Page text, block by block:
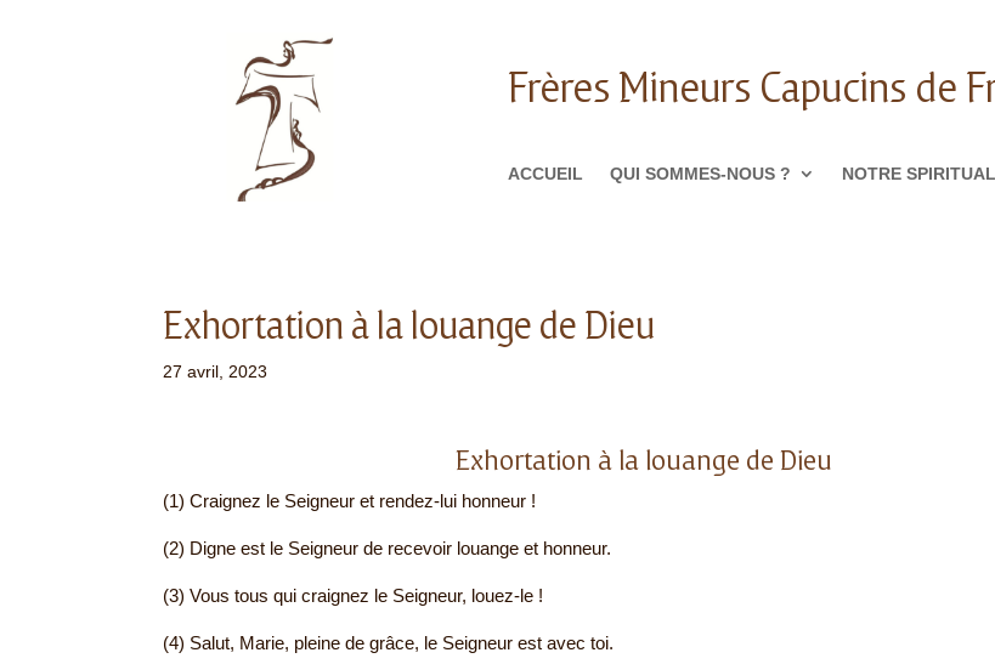
Frères Mineurs Capucins de
ACCUEIL QUI SOMMES-NOUS ? NOTRE
Exhortation à la louange de Dieu
27 avril, 2023
Exhortation à la louange de Dieu
(1) Craignez le Seigneur et rendez-lui honneur !
(2) Digne est le Seigneur de recevoir louange et honneur.
(3) Vous tous qui craignez le Seigneur, louez-le !
(4) Salut, Marie, pleine de grâce, le Seigneur est avec toi.